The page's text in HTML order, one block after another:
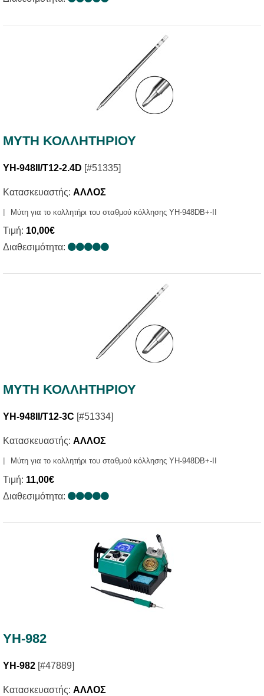
ΜΥΤΗ ΚΟΛΛΗΤΗΡΙΟΥ
YH-948II/T12-2.4D [#51335]
Κατασκευαστής: ΑΛΛΟΣ
Μύτη για το κολλητήρι του σταθμού κόλλησης YH-948DB+-II
Τιμή: 10,00€
Διαθεσιμότητα:
ΜΥΤΗ ΚΟΛΛΗΤΗΡΙΟΥ
YH-948II/T12-3C [#51334]
Κατασκευαστής: ΑΛΛΟΣ
Μύτη για το κολλητήρι του σταθμού κόλλησης YH-948DB+-II
Τιμή: 11,00€
Διαθεσιμότητα:
YH-982
YH-982 [#47889]
Κατασκευαστής: ΑΛΛΟΣ